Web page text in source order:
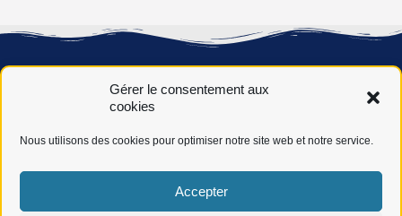
Gérer le consentement aux
cookies
Nous utilisons des cookies pour optimiser notre site web et notre service.
Accepter
Novéha, 50 ans de service auprès des jeunes, des actifs et
des entreprises dans leurs réussites, par l’acquisition des